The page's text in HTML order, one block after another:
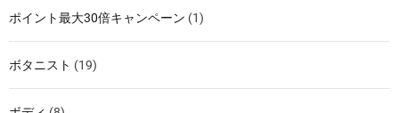
ポイント最大30倍キャンペーン (1)
ボタニスト (19)